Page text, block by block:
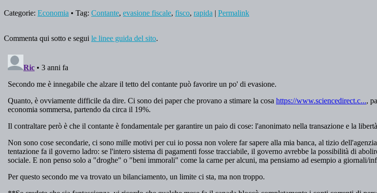
Categorie: Economia • Tag: Contante, evasione fiscale, fisco, rapida | Permalink
Commenta qui sotto e segui le linee guida del sito.